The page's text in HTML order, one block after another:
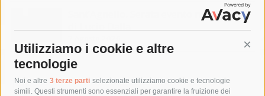
Utilizziamo i cookie e altre
tecnologie
Noi e altre 3 terze parti selezionate utilizziamo cookie e tecnologie
simili. Questi strumenti sono essenziali per garantire la fruizione dei
Sant’Agnello. Serata evento nel ricordo
Tag